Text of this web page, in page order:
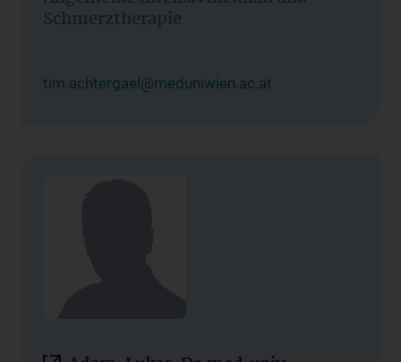
Schmerztherapie
tim.achtergael@meduniwien.ac.at